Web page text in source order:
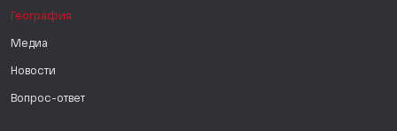
География
Медиа
Новости
Вопрос-ответ